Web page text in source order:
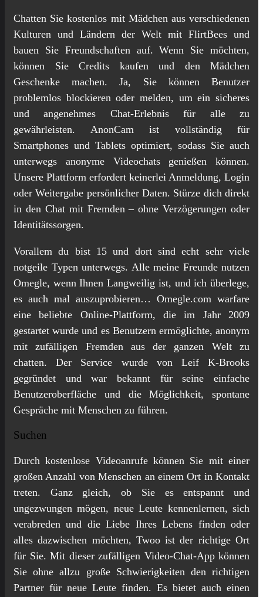
Chatten Sie kostenlos mit Mädchen aus verschiedenen
Kulturen und Ländern der Welt mit FlirtBees und
bauen Sie Freundschaften auf. Wenn Sie möchten,
können Sie Credits kaufen und den Mädchen
Geschenke machen. Ja, Sie können Benutzer
problemlos blockieren oder melden, um ein sicheres
und angenehmes Chat-Erlebnis für alle zu
gewährleisten. AnonCam ist vollständig für
Smartphones und Tablets optimiert, sodass Sie auch
unterwegs anonyme Videochats genießen können.
Unsere Plattform erfordert keinerlei Anmeldung, Login
oder Weitergabe persönlicher Daten. Stürze dich direkt
in den Chat mit Fremden – ohne Verzögerungen oder
Identitätssorgen.
Vorallem du bist 15 und dort sind echt sehr viele
notgeile Typen unterwegs. Alle meine Freunde nutzen
Omegle, wenn Ihnen Langweilig ist, und ich überlege,
es auch mal auszuprobieren… Omegle.com warfare
eine beliebte Online-Plattform, die im Jahr 2009
gestartet wurde und es Benutzern ermöglichte, anonym
mit zufälligen Fremden aus der ganzen Welt zu
chatten. Der Service wurde von Leif K-Brooks
gegründet und war bekannt für seine einfache
Benutzeroberfläche und die Möglichkeit, spontane
Gespräche mit Menschen zu führen.
Suchen
Durch kostenlose Videoanrufe können Sie mit einer
großen Anzahl von Menschen an einem Ort in Kontakt
treten. Ganz gleich, ob Sie es entspannt und
ungezwungen mögen, neue Leute kennenlernen, sich
verabreden und die Liebe Ihres Lebens finden oder
alles dazwischen möchten, Twoo ist der richtige Ort
für Sie. Mit dieser zufälligen Video-Chat-App können
Sie ohne allzu große Schwierigkeiten den richtigen
Partner für neue Leute finden. Es bietet auch einen